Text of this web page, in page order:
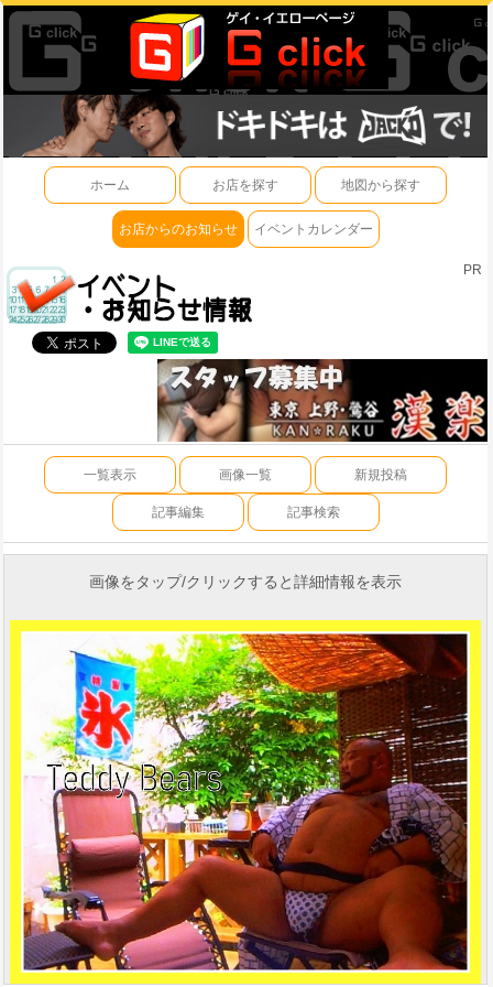
ホーム お店を探す 地図から探す
お店からのお知らせ イベントカレンダー
PR
一覧表示 画像一覧 新規投稿
記事編集 記事検索
画像をタップ/クリックすると詳細情報を表示